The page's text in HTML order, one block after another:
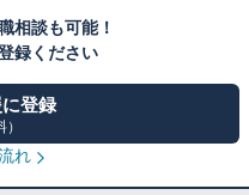
相談も可能！
録ください
登録
）
れ